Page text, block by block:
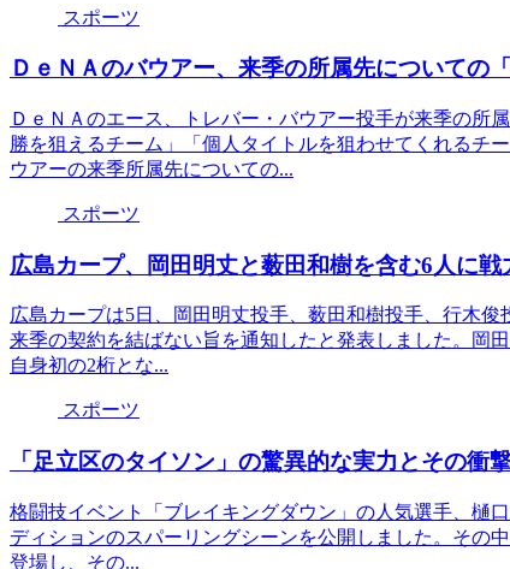
スポーツ
ＤｅＮＡのバウアー、来季の所属先についての
ＤｅＮＡのエース、トレバー・バウアー投手が来季の所
勝を狙えるチーム」「個人タイトルを狙わせてくれるチ
ウアーの来季所属先についての...
スポーツ
広島カープ、岡田明丈と薮田和樹を含む6人に戦
広島カープは5日、岡田明丈投手、薮田和樹投手、行木
来季の契約を結ばない旨を通知したと発表しました。岡
自身初の2桁とな...
スポーツ
「足立区のタイソン」の驚異的な実力とその衝
格闘技イベント「ブレイキングダウン」の人気選手、樋
ディションのスパーリングシーンを公開しました。その
登場し、その...